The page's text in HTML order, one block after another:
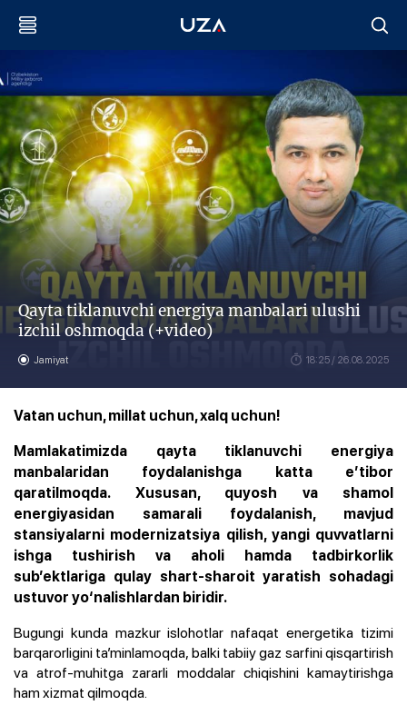
Qayta tiklanuvchi energiya manbalari ulushi
izchil oshmoqda (+video)
Jamiyat 18:25 / 26.08.2025
Vatan uchun, millat uchun, xalq uchun!
Mamlakatimizda qayta tiklanuvchi energiya
manbalaridan foydalanishga katta e’tibor
qaratilmoqda. Xususan, quyosh va shamol
energiyasidan samarali foydalanish, mavjud
stansiyalarni modernizatsiya qilish, yangi quvvatlarni
ishga tushirish va aholi hamda tadbirkorlik
sub’ektlariga qulay shart-sharoit yaratish sohadagi
ustuvor yo‘nalishlardan biridir.
Bugungi kunda mazkur islohotlar nafaqat energetika tizimi
barqarorligini ta’minlamoqda, balki tabiiy gaz sarfini qisqartirish
va atrof-muhitga zararli moddalar chiqishini kamaytirishga
ham xizmat qilmoqda.